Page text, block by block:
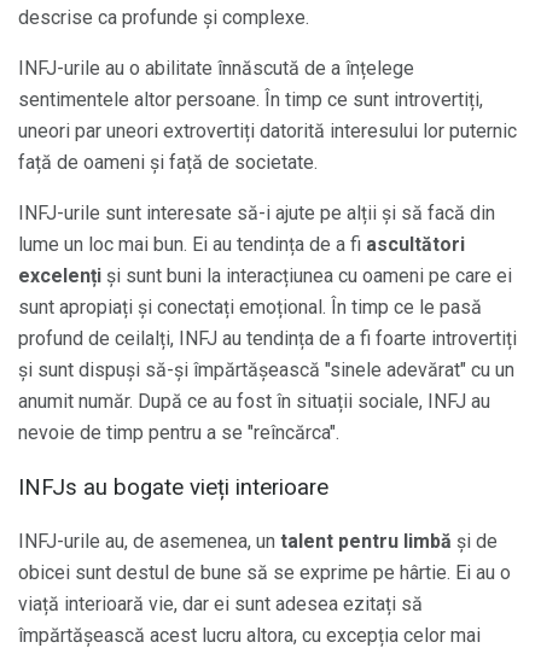
descrise ca profunde și complexe.
INFJ-urile au o abilitate înnăscută de a înțelege
sentimentele altor persoane. În timp ce sunt introvertiți,
uneori par uneori extrovertiți datorită interesului lor puternic
față de oameni și față de societate.
INFJ-urile sunt interesate să-i ajute pe alții și să facă din
lume un loc mai bun. Ei au tendința de a fi ascultători
excelenți și sunt buni la interacțiunea cu oameni pe care ei
sunt apropiați și conectați emoțional. În timp ce le pasă
profund de ceilalți, INFJ au tendința de a fi foarte introvertiți
și sunt dispuși să-și împărtășească "sinele adevărat" cu un
anumit număr. După ce au fost în situații sociale, INFJ au
nevoie de timp pentru a se "reîncărca".
INFJs au bogate vieți interioare
INFJ-urile au, de asemenea, un talent pentru limbă și de
obicei sunt destul de bune să se exprime pe hârtie. Ei au o
viață interioară vie, dar ei sunt adesea ezitați să
împărtășească acest lucru altora, cu excepția celor mai